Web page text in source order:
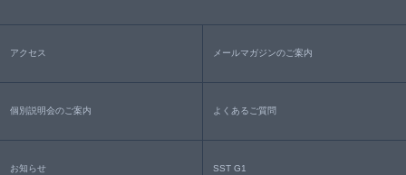
アクセス メールマガジンのご案内
個別説明会のご案内 よくあるご質問
お知らせ SST G1